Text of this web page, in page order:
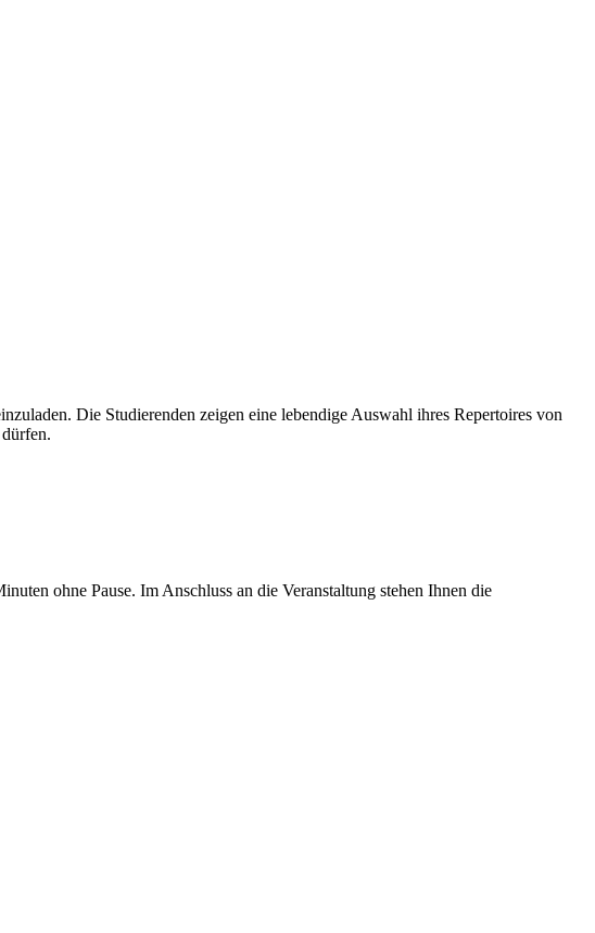
Die Studierenden zeigen eine lebendige Auswahl ihres Repertoires von
ohne Pause. Im Anschluss an die Veranstaltung stehen Ihnen die